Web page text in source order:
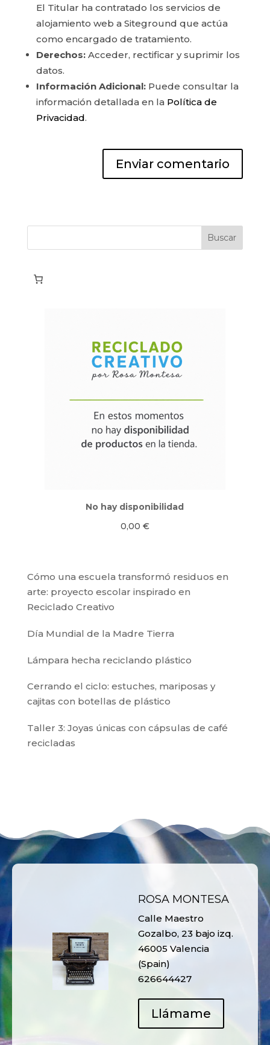
El Titular ha contratado los servicios de
alojamiento web a Siteground que actúa
como encargado de tratamiento.
Derechos:Acceder, rectificar y suprimir los
datos.
Información Adicional:Puede consultar la
información detallada en la Política de
Privacidad.
No hay disponibilidad
0,00 €
Cómo una escuela transformó residuos en
arte: proyecto escolar inspirado en
Reciclado Creativo
Día Mundial de la Madre Tierra
Lámpara hecha reciclando plástico
Cerrando el ciclo: estuches, mariposas y
cajitas con botellas de plástico
Taller 3: Joyas únicas con cápsulas de café
recicladas
ROSA MONTESA
Calle Maestro
Gozalbo, 23 bajo izq.
46005 Valencia
(Spain)
626644427
Llámame